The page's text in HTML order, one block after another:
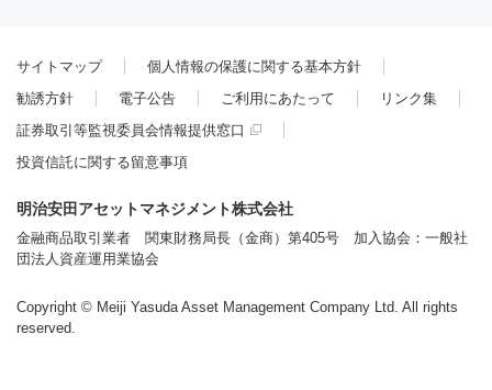
サイトマップ
個人情報の保護に関する基本方針
勧誘方針
電子公告 ご利用にあたって
リンク集
証券取引等監視委員会情報提供窓口
投資信託に関する留意事項
明治安田アセットマネジメント株式会社
金融商品取引業者 関東財務局長（金商）第405号 加入協会：一般社
団法人資産運用業協会
Copyright © Meiji Yasuda Asset Management Company Ltd. All rights
reserved.